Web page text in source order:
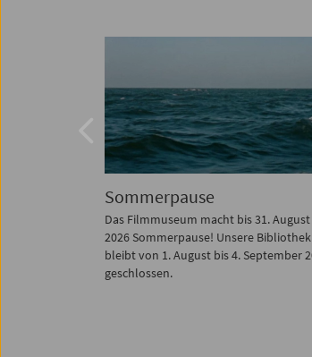
Eingeschränkter Bürobetrieb
Ab 1. Juli unterhält das Filmmuseum bis
einschließlich 31. August 2026 nur
eingeschränkten Parteienverkehr. Wir
bitten um Voranmeldung.